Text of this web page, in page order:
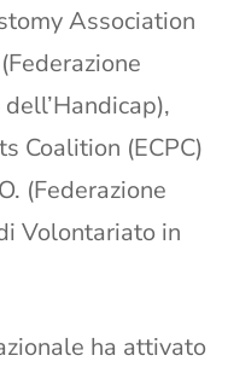
Association
Coalition (ECPC)
(Federazione
Volontariato in
ha attivato